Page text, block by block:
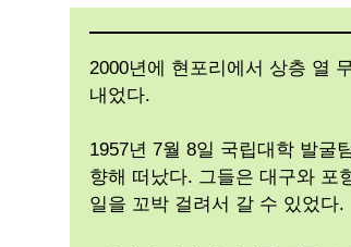
2000년에 현포리에서 상층 열
내었다.
1957년 7월 8일 국립대학 발굴
향해 떠났다. 그들은 대구와 포
일을 꼬박 걸려서 갈 수 있었다.